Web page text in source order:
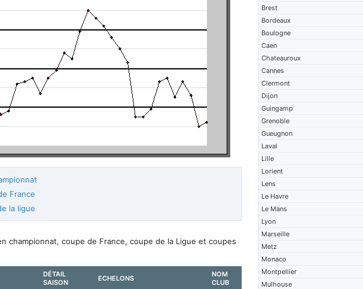
Brest
Bordeaux
Boulogne
Caen
Chateauroux
Cannes
Clermont
Dijon
Guingamp
Grenoble
Gueugnon
Laval
Lille
Lorient
Lens
Le Havre
Le Mans
Lyon
Marseille
Metz
Monaco
Montpellier
Mulhouse
France
la ligue
championnat, coupe de France, coupe de la Ligue et coupes
DÉTAIL
SAISON
ECHELONS
NOM
CLUB